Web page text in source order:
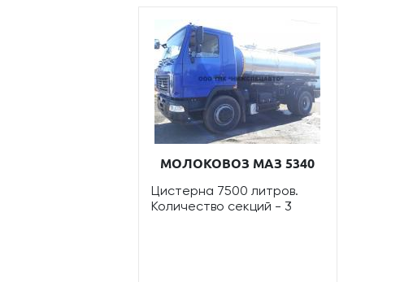
МОЛОКОВОЗ МАЗ 5340
Цистерна 7500 литров.
Количество секций - 3